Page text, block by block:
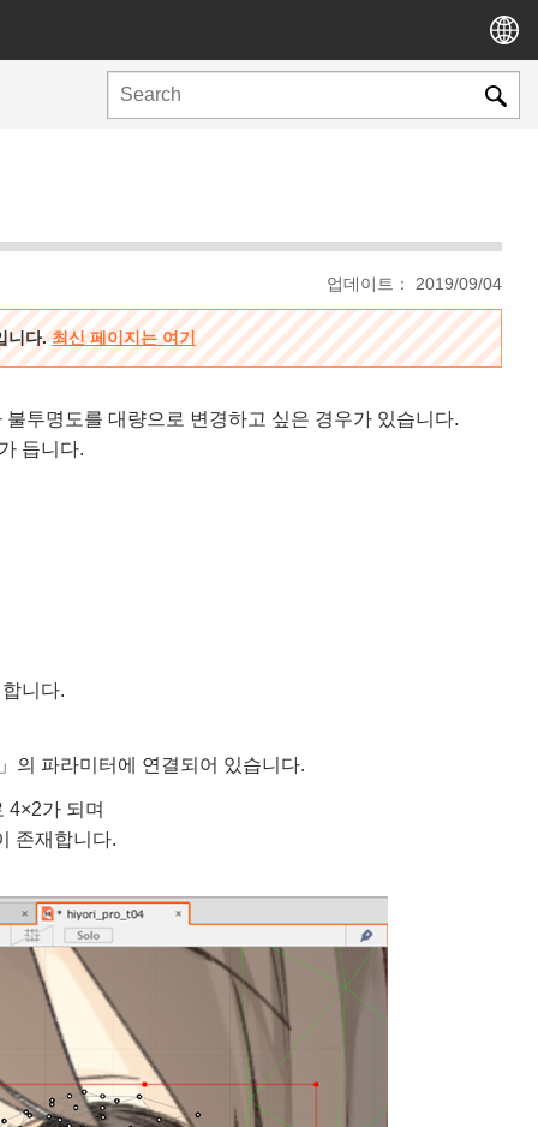
업데이트： 2019/09/04
니다.최신 페이지는 여기
투명도를 대량으로 변경하고 싶은 경우가 있습니다.
듭니다.
니다.
의 파라미터에 연결되어 있습니다.
4×2가 되며
존재합니다.